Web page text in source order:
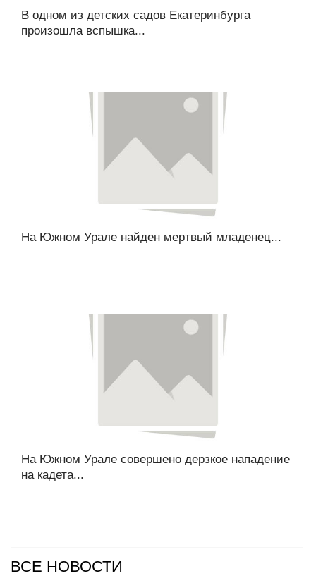
В одном из детских садов Екатеринбурга
произошла вспышка...
На Южном Урале найден мертвый младенец...
На Южном Урале совершено дерзкое нападение
на кадета...
ВСЕ НОВОСТИ